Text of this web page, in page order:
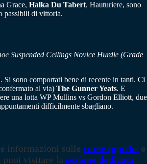
Grace, Halka Du Tabert, Hauturiere, sono
passibili di vittoria.
Suspended Ceilings Novice Hurdle (Grade
Si sono comportati bene di recente in tanti. Ci
al via) The Gunner Yeats. E
una lotta WP Mullins vs Gordon Elliott, due
difficilmente sbagliano.
informazioni sulle corse ippiche e
puoi visitare la sezione dedicata